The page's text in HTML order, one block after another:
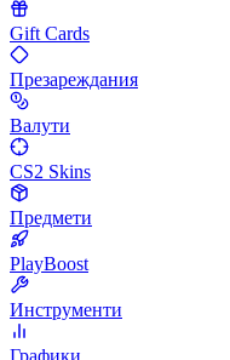
Gift Cards
Презареждания
Валути
CS2 Skins
Предмети
PlayBoost
Инструменти